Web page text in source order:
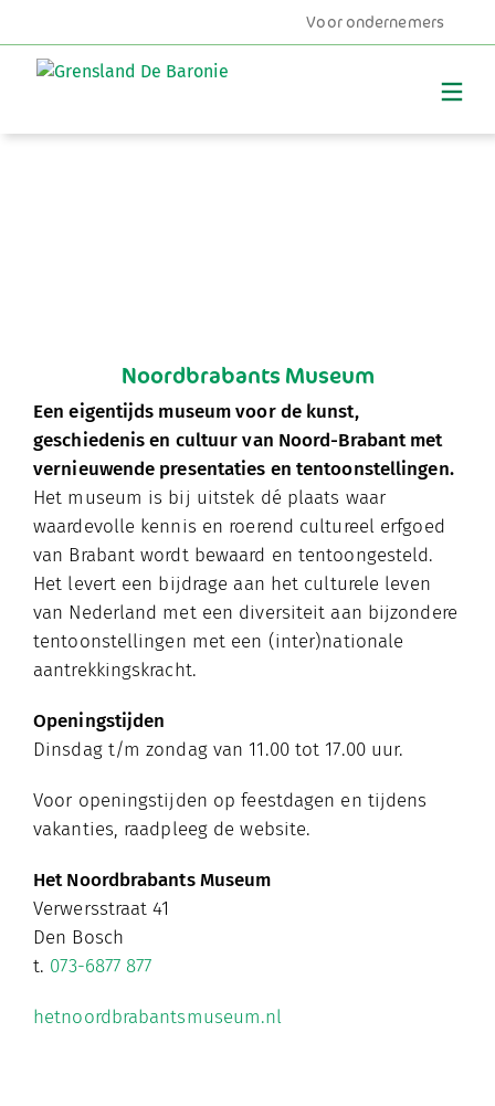
Voor ondernemers
Noordbrabants Museum
Een eigentijds museum voor de kunst,
geschiedenis en cultuur van Noord-Brabant met
vernieuwende presentaties en tentoonstellingen.
Het museum is bij uitstek dé plaats waar
waardevolle kennis en roerend cultureel erfgoed
van Brabant wordt bewaard en tentoongesteld.
Het levert een bijdrage aan het culturele leven
van Nederland met een diversiteit aan bijzondere
tentoonstellingen met een (inter)nationale
aantrekkingskracht.
Openingstijden
Dinsdag t/m zondag van 11.00 tot 17.00 uur.
Voor openingstijden op feestdagen en tijdens
vakanties, raadpleeg de website.
Het Noordbrabants Museum
Verwersstraat 41
Den Bosch
t. 073-6877 877
hetnoordbrabantsmuseum.nl